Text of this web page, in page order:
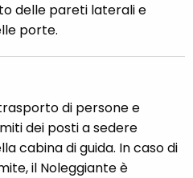
delle pareti laterali e
porte.
di persone e
dei posti a sedere
cabina di guida. In caso di
il Noleggiante è